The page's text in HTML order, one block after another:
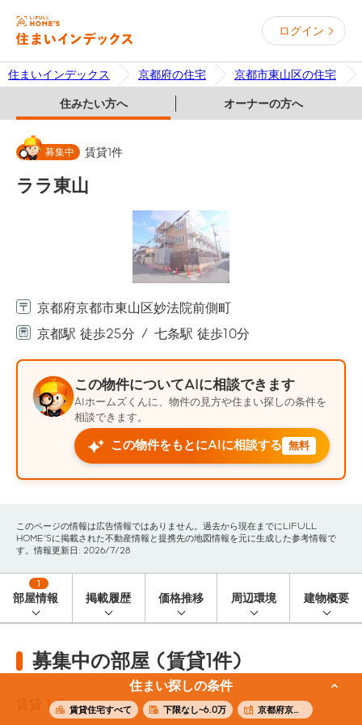
ログイン
住まいインデックス 京都府の住宅 京都市東山区の住宅
住みたい方へ オーナーの方へ
住まい探しの条件
賃貸住宅すべて 下限なし~6.0万 京都府京都市東山区
募集中 賃貸1件
ララ東山
京都府京都市東山区妙法院前側町
京都駅 徒歩25分
七条駅 徒歩10分
この物件についてAIに相談できます
AIホームズくんに、物件の見方や住まい探しの条件を
相談できます。
この物件をもとにAIに相談する 無料
このページの情報は広告情報ではありません。過去から現在までにLIFULL
HOME'Sに掲載された不動産情報と提携先の地図情報を元に生成した参考情報で
す。情報更新日: 2026/7/28
部屋情報
1
掲載履歴 価格推移 周辺環境 建物概要
募集中の部屋 (賃貸1件)
1 件